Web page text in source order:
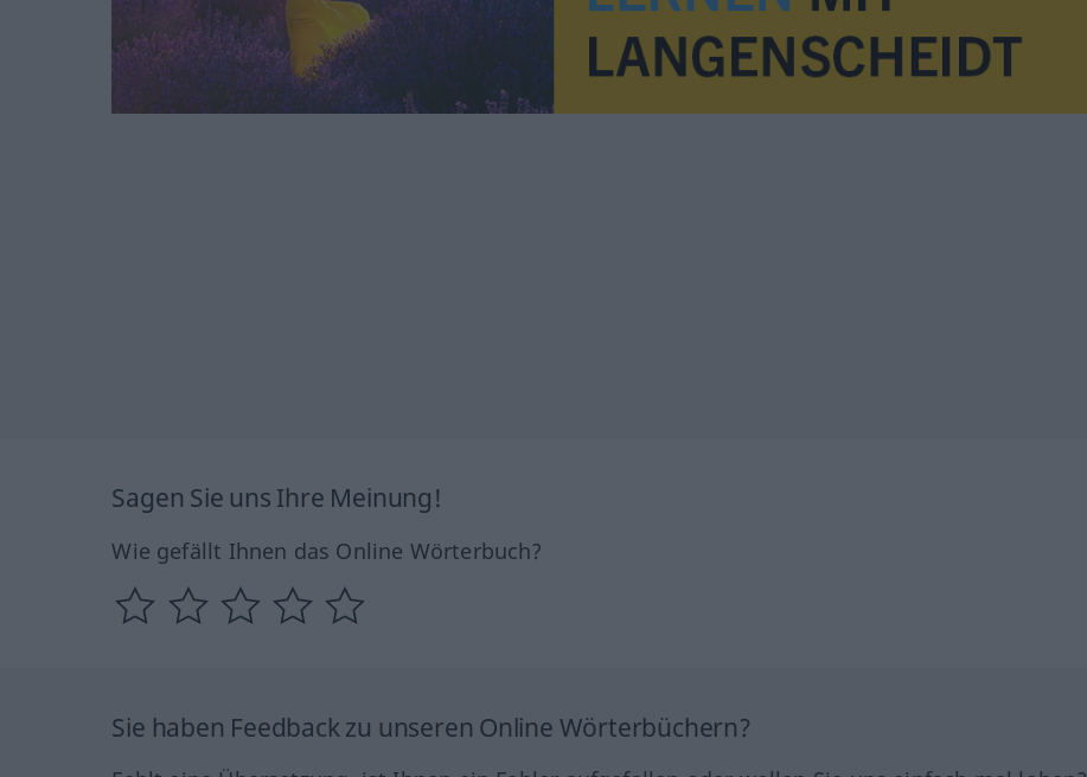
Sagen Sie uns Ihre Meinung!
Wie gefällt Ihnen das Online Wörterbuch?
Sie haben Feedback zu unseren Online Wörterbüchern?